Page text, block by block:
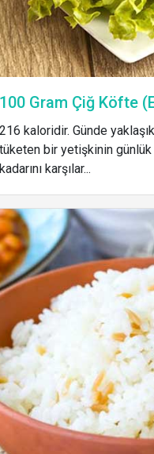
100 Gram Çiğ Köfte
216 kaloridir. Günde
tüketen bir yetişkinin günlük
kadarını karşılar...